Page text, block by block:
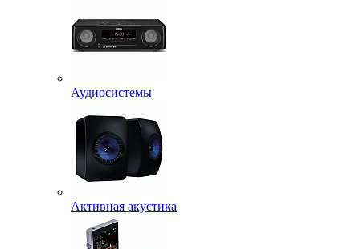
Аудиосистемы
Активная акустика